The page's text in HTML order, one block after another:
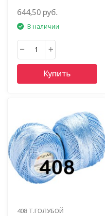
644,50 руб.
В наличии
Купить
408 Т.ГОЛУБОЙ